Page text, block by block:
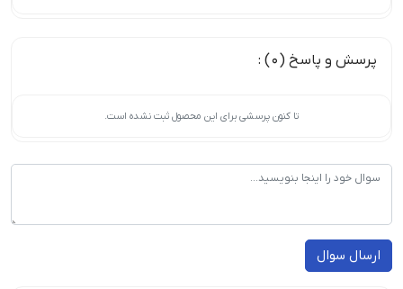
پرسش و پاسخ (0) :
تا کنون پرسشی برای این محصول ثبت نشده است.
ارسال سوال